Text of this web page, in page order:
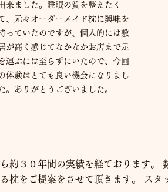
来ました。睡眠の質を整えたく
、元々オーダーメイド枕に興味を
っていたのですが、個人的には敷
が高く感じてなかなかお店まで足
運ぶには至らずにいたので、今回
体験はとても良い機会になりまし
。ありがとうございました。
約３０年間の実績を経ております。
枕をご提案をさせて頂きます。 スタ